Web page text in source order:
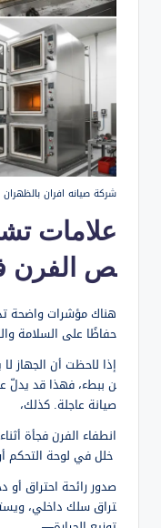
شركة صيانه افران بالظهران
علامات
ص الفرن
هناك مؤشرات واضحة
حفاظًا على السلامة
إذا لاحظت أن الجهاز
ن ببطء، فهذا قد يدلّ
صيانة عاجلة. كذلك،
انطفاء الفرن فجأة
خلل في لوحة التحكم
صدور رائحة احتراق أو
تراق سلك داخلي،